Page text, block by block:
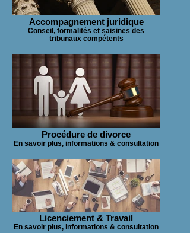
Accompagnement juridique
Conseil, formalités et saisines des
tribunaux compétents
Procédure de divorce
En savoir plus, informations & consultation
Licenciement & Travail
En savoir plus, informations & consultation